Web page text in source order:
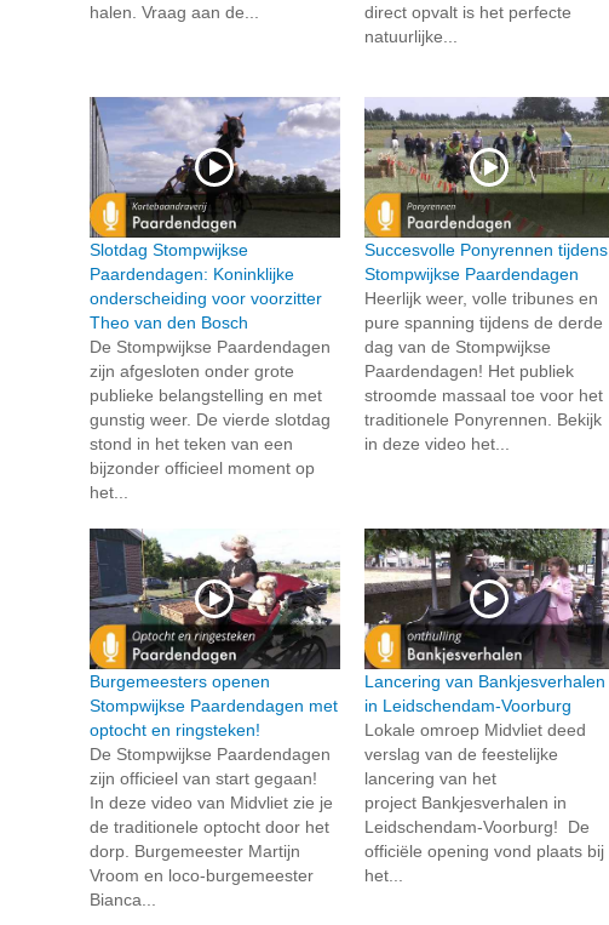
halen. Vraag aan de...
direct opvalt is het perfecte
natuurlijke...
Slotdag Stompwijkse
Paardendagen: Koninklijke
onderscheiding voor voorzitter
Theo van den Bosch
De Stompwijkse Paardendagen
zijn afgesloten onder grote
publieke belangstelling en met
gunstig weer. De vierde slotdag
stond in het teken van een
bijzonder officieel moment op
het...
Succesvolle Ponyrennen tijdens
Stompwijkse Paardendagen
Heerlijk weer, volle tribunes en
pure spanning tijdens de derde
dag van de Stompwijkse
Paardendagen! Het publiek
stroomde massaal toe voor het
traditionele Ponyrennen. Bekijk
in deze video het...
Burgemeesters openen
Stompwijkse Paardendagen met
optocht en ringsteken!
De Stompwijkse Paardendagen
zijn officieel van start gegaan!
In deze video van Midvliet zie je
de traditionele optocht door het
dorp. Burgemeester Martijn
Vroom en loco-burgemeester
Bianca...
Lancering van Bankjesverhalen
in Leidschendam-Voorburg
Lokale omroep Midvliet deed
verslag van de feestelijke
lancering van het
project Bankjesverhalen in
Leidschendam-Voorburg! De
officiële opening vond plaats bij
het...